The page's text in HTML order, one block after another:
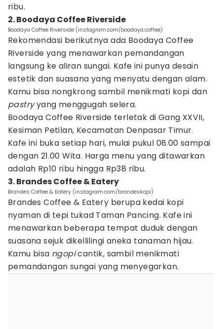
ribu.
2. Boodaya Coffee Riverside
Boodaya Coffee Riverside (instagram.com/boodaya.coffee)
Rekomendasi berikutnya ada Boodaya Coffee
Riverside yang menawarkan pemandangan
langsung ke aliran sungai. Kafe ini punya desain
estetik dan suasana yang menyatu dengan alam.
Kamu bisa nongkrong sambil menikmati kopi dan
pastryyang menggugah selera.
Boodaya Coffee Riverside terletak di Gang XXVII,
Kesiman Petilan, Kecamatan Denpasar Timur.
Kafe ini buka setiap hari, mulai pukul 08.00 sampai
dengan 21.00 Wita. Harga menu yang ditawarkan
adalah Rp10 ribu hingga Rp38 ribu.
3. Brandes Coffee & Eatery
Brandes Coffee & Eatery (instagram.com/brandeskopi)
Brandes Coffee & Eatery berupa kedai kopi
nyaman di tepi tukad Taman Pancing. Kafe ini
menawarkan beberapa tempat duduk dengan
suasana sejuk dikellilingi aneka tanaman hijau.
Kamu bisa ngopicantik, sambil menikmati
pemandangan sungai yang menyegarkan.